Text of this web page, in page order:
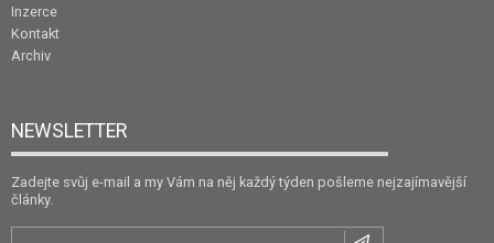
Inzerce
Kontakt
Archiv
NEWSLETTER
Zadejte svůj e-mail a my Vám na něj každý týden pošleme nejzajímavější
články.